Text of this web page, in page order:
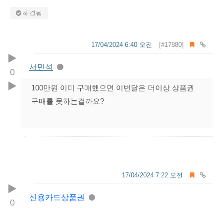
해결됨
0
[#17880]
17/04/2024 6:40 오전
서민석
100만원 이미 구매했으면 이번달은 더이상 상품권
구매를 못하는걸까요?
0
17/04/2024 7:22 오전
신용카드상품권